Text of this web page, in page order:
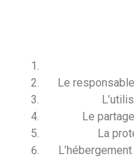
Le
Le
La